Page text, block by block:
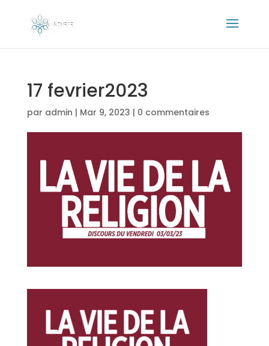
17 fevrier2023
par admin | Mar 9, 2023 | 0 commentaires